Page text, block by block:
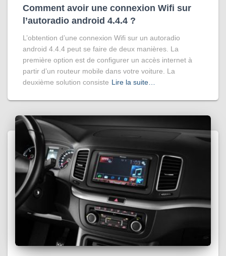
Comment avoir une connexion Wifi sur
l’autoradio android 4.4.4 ?
L’obtention d’une connexion Wifi sur un autoradio
android 4.4.4 peut se faire de deux manières. La
première option est de configurer un accès internet à
partir d’un routeur mobile dans votre voiture. La
deuxième solution consiste Lire la suite…